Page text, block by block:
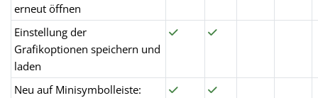
erneut öffnen
Einstellung der
Grafikoptionen speichern und
laden
Neu auf Minisymbolleiste: